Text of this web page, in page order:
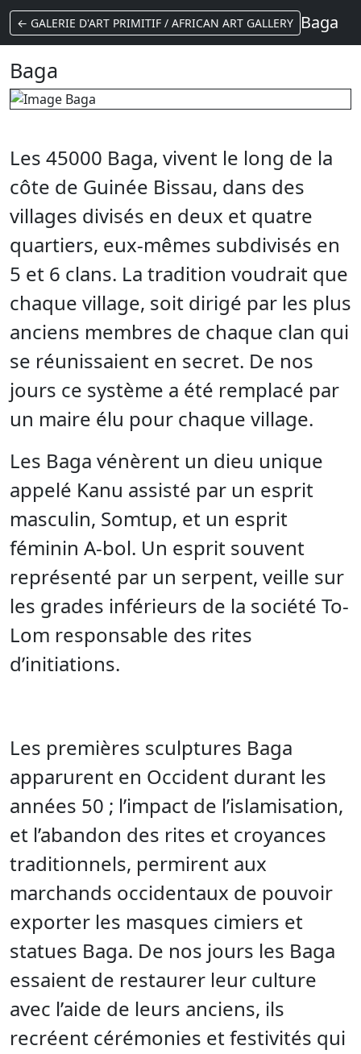
← GALERIE D'ART PRIMITIF / AFRICAN ART GALLERY Baga
Baga
Les 45000 Baga, vivent le long de la
côte de Guinée Bissau, dans des
villages divisés en deux et quatre
quartiers, eux-mêmes subdivisés en
5 et 6 clans. La tradition voudrait que
chaque village, soit dirigé par les plus
anciens membres de chaque clan qui
se réunissaient en secret. De nos
jours ce système a été remplacé par
un maire élu pour chaque village.
Les Baga vénèrent un dieu unique
appelé Kanu assisté par un esprit
masculin, Somtup, et un esprit
féminin A-bol. Un esprit souvent
représenté par un serpent, veille sur
les grades inférieurs de la société To-
Lom responsable des rites
d’initiations.
Les premières sculptures Baga
apparurent en Occident durant les
années 50 ; l’impact de l’islamisation,
et l’abandon des rites et croyances
traditionnels, permirent aux
marchands occidentaux de pouvoir
exporter les masques cimiers et
statues Baga. De nos jours les Baga
essaient de restaurer leur culture
avec l’aide de leurs anciens, ils
recréent cérémonies et festivités qui